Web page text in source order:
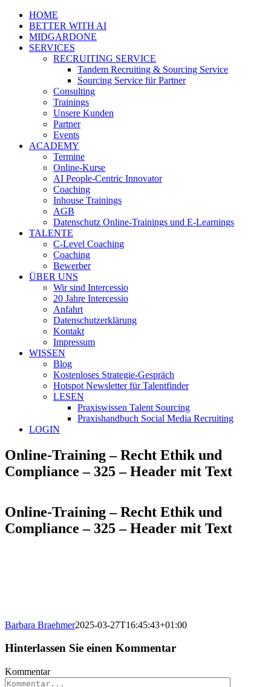
HOME
BETTER WITH AI
MIDGARDONE
SERVICES
RECRUITING SERVICE
Tandem Recruiting & Sourcing Service
Sourcing Service für Partner
Consulting
Trainings
Unsere Kunden
Partner
Events
ACADEMY
Termine
Online-Kurse
AI People-Centric Innovator
Coaching
Inhouse Trainings
AGB
Datenschutz Online-Trainings und E-Learnings
TALENTE
C-Level Coaching
Coaching
Bewerber
ÜBER UNS
Wir sind Intercessio
20 Jahre Intercessio
Anfahrt
Datenschutzerklärung
Kontakt
Impressum
WISSEN
Blog
Kostenloses Strategie-Gespräch
Hotspot Newsletter für Talentfinder
LESEN
Praxiswissen Talent Sourcing
Praxishandbuch Social Media Recruiting
LOGIN
Online-Training – Recht Ethik und
Compliance – 325 – Header mit Text
Online-Training – Recht Ethik und
Compliance – 325 – Header mit Text
Barbara Braehmer2025-03-27T16:45:43+01:00
Hinterlassen Sie einen Kommentar
Kommentar